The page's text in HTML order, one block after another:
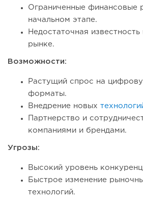
Ограниченные финансовые
начальном этапе.
Недостаточная известность
рынке.
Возможности:
Растущий спрос на
форматы.
Внедрение новых
Партнерство и
компаниями и брендами.
Угрозы:
Высокий уровень
Быстрое изменение
технологий.